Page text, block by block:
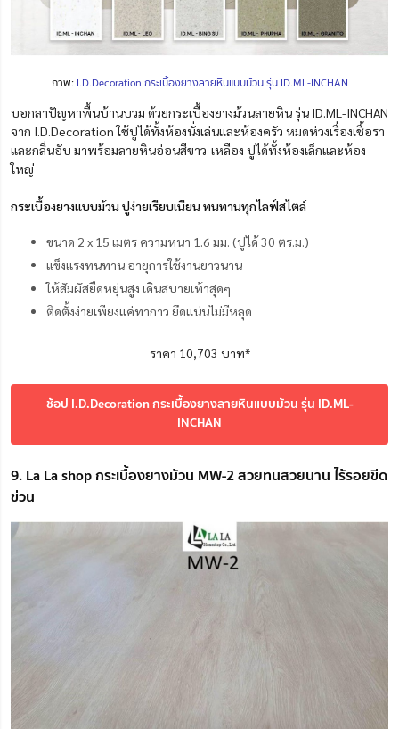
ภาพ: I.D.Decoration กระเบื้องยางลายหินแบบม้วน รุ่น ID.ML-INCHAN
บอกลาปัญหาพื้นบ้านบวม ด้วยกระเบื้องยางม้วนลายหิน รุ่น ID.ML-INCHAN
จาก I.D.Decoration ใช้ปูได้ทั้งห้องนั่งเล่นและห้องครัว หมดห่วงเรื่องเชื้อรา
และกลิ่นอับ มาพร้อมลายหินอ่อนสีขาว-เหลือง ปูได้ทั้งห้องเล็กและห้อง
ใหญ่
กระเบื้องยางแบบม้วน ปูง่ายเรียบเนียน ทนทานทุกไลฟ์สไตล์
ขนาด 2 x 15 เมตร ความหนา 1.6 มม. (ปูได้ 30 ตร.ม.)
แข็งแรงทนทาน อายุการใช้งานยาวนาน
ให้สัมผัสยืดหยุ่นสูง เดินสบายเท้าสุดๆ
ติดตั้งง่ายเพียงแค่ทากาว ยึดแน่นไม่มีหลุด
ราคา 10,703 บาท*
ช้อป I.D.Decoration กระเบื้องยางลายหินแบบม้วน รุ่น ID.ML-
INCHAN
9. La La shop กระเบื้องยางม้วน MW-2 สวยทนสวยนาน ไร้รอยขีด
ข่วน